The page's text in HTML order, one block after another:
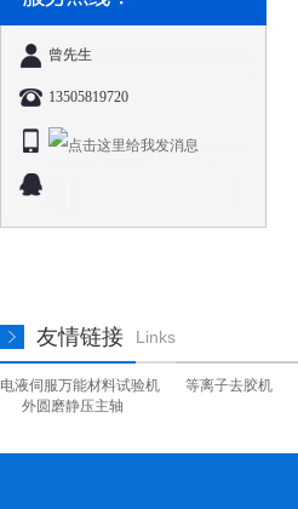
曾先生
13505819720
友情链接 Links
电液伺服万能材料试验机 等离子去胶机
外圆磨静压主轴